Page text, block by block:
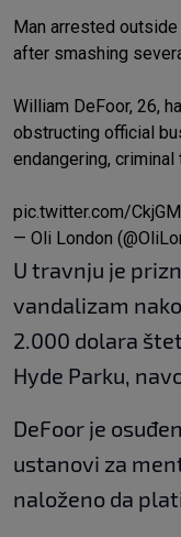
Man arrested
after smashing
William DeFoor, 26,
obstructing official
endangering,
pic.twitter.com/
— Oli London
U travnju je
vandalizam
2.000 dolara
Hyde Parku,
DeFoor je
ustanovi za
naloženo da